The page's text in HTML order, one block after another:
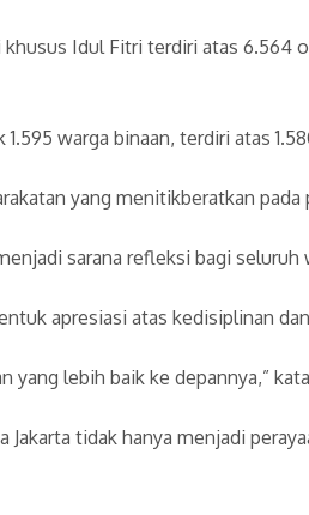
Idul Fitri terdiri atas 6.564
warga binaan, terdiri atas
yang menitikberatkan
sarana refleksi bagi
apresiasi atas kedisiplinan
yang lebih baik ke depannya,”
tidak hanya menjadi